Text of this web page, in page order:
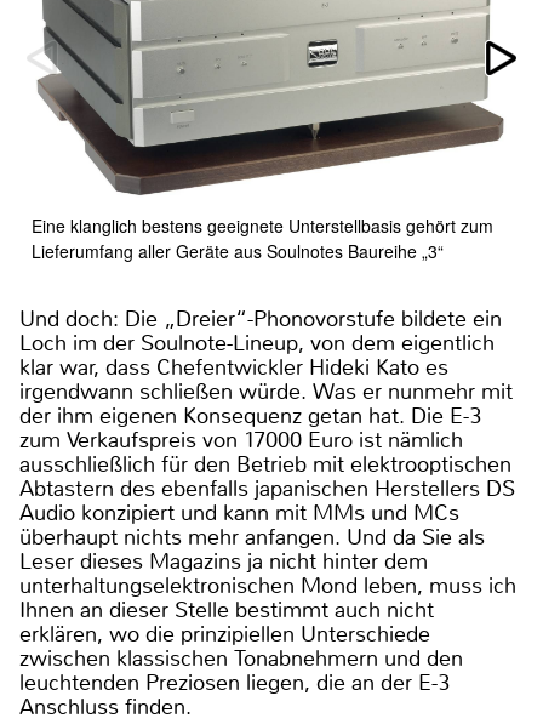
Eine klanglich bestens geeignete Unterstellbasis gehört zum
Lieferumfang aller Geräte aus Soulnotes Baureihe „3“
Und doch: Die „Dreier“-Phonovorstufe bildete ein
Loch im der Soulnote-Lineup, von dem eigentlich
klar war, dass Chefentwickler Hideki Kato es
irgendwann schließen würde. Was er nunmehr mit
der ihm eigenen Konsequenz getan hat. Die E-3
zum Verkaufspreis von 17000 Euro ist nämlich
ausschließlich für den Betrieb mit elektrooptischen
Abtastern des ebenfalls japanischen Herstellers DS
Audio konzipiert und kann mit MMs und MCs
überhaupt nichts mehr anfangen. Und da Sie als
Leser dieses Magazins ja nicht hinter dem
unterhaltungselektronischen Mond leben, muss ich
Ihnen an dieser Stelle bestimmt auch nicht
erklären, wo die prinzipiellen Unterschiede
zwischen klassischen Tonabnehmern und den
leuchtenden Preziosen liegen, die an der E-3
Anschluss finden.